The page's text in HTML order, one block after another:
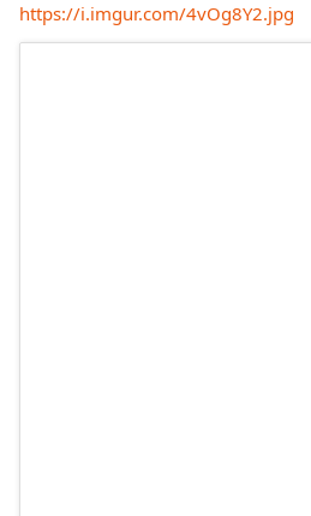
https://i.imgur.com/4vOg8Y2.jpg